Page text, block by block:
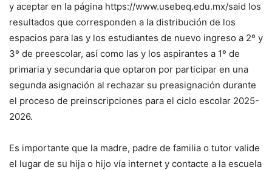
y aceptar en la página https://www.usebeq.edu.mx/said los
resultados que corresponden a la distribución de los
espacios para las y los estudiantes de nuevo ingreso a 2º y
3º de preescolar, así como las y los aspirantes a 1º de
primaria y secundaria que optaron por participar en una
segunda asignación al rechazar su preasignación durante
el proceso de preinscripciones para el ciclo escolar 2025-
2026.
Es importante que la madre, padre de familia o tutor valide
el lugar de su hija o hijo vía internet y contacte a la escuela